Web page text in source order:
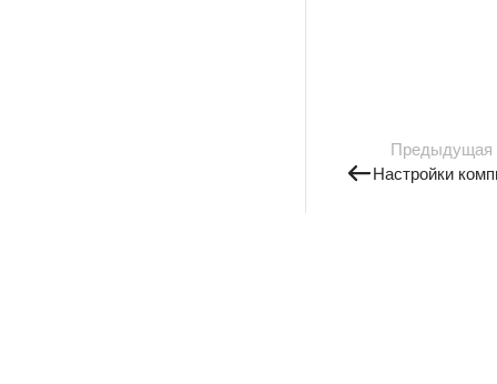
Предыдущая
Настройки